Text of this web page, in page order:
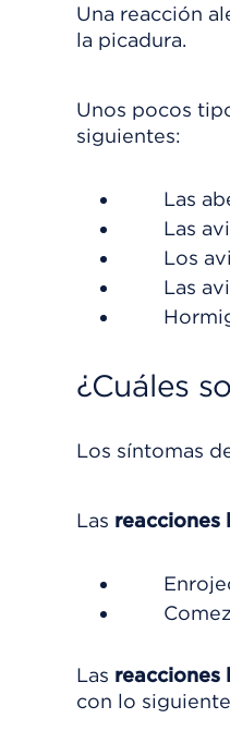
Una reacción
la picadura.
Unos pocos
siguientes:
Las
Las
Los
Las
¿Cuáles
Los síntomas
Las reacciones
Las reacciones
con lo